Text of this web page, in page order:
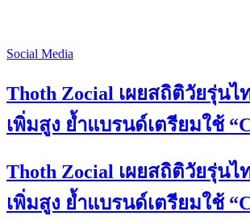
Social Media
Thoth Zocial เผยสถิติวัยรุ่นไ
เพิ่มสูง ย้ำแบรนด์เตรียมใช้
Thoth Zocial เผยสถิติวัยรุ่นไ
เพิ่มสูง ย้ำแบรนด์เตรียมใช้